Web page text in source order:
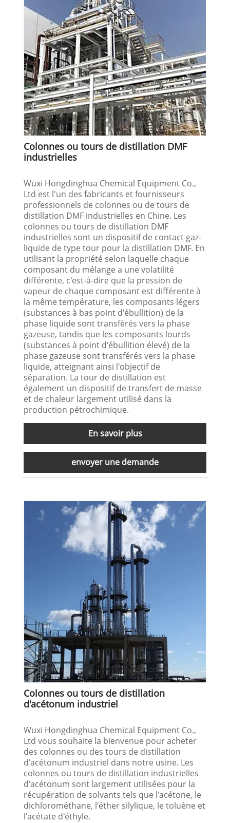
Colonnes ou tours de distillation DMF
industrielles
Wuxi Hongdinghua Chemical Equipment Co.,
Ltd est l'un des fabricants et fournisseurs
professionnels de colonnes ou de tours de
distillation DMF industrielles en Chine. Les
colonnes ou tours de distillation DMF
industrielles sont un dispositif de contact gaz-
liquide de type tour pour la distillation DMF. En
utilisant la propriété selon laquelle chaque
composant du mélange a une volatilité
différente, c'est-à-dire que la pression de
vapeur de chaque composant est différente à
la même température, les composants légers
(substances à bas point d'ébullition) de la
phase liquide sont transférés vers la phase
gazeuse, tandis que les composants lourds
(substances à point d'ébullition élevé) de la
phase gazeuse sont transférés vers la phase
liquide, atteignant ainsi l'objectif de
séparation. La tour de distillation est
également un dispositif de transfert de masse
et de chaleur largement utilisé dans la
production pétrochimique.
En savoir plus
envoyer une demande
Colonnes ou tours de distillation
d'acétonum industriel
Wuxi Hongdinghua Chemical Equipment Co.,
Ltd vous souhaite la bienvenue pour acheter
des colonnes ou des tours de distillation
d'acétonum industriel dans notre usine. Les
colonnes ou tours de distillation industrielles
d'acétonum sont largement utilisées pour la
récupération de solvants tels que l'acétone, le
dichlorométhane, l'éther silylique, le toluène et
l'acétate d'éthyle.